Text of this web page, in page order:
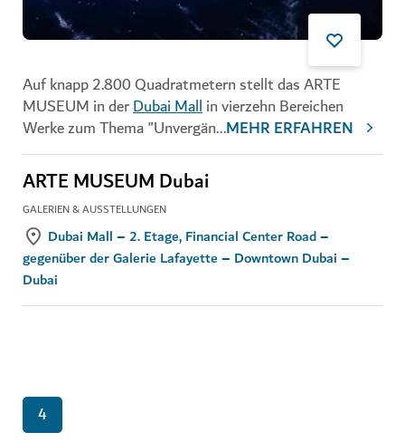
Auf knapp 2.800 Quadratmetern stellt das ARTE
MUSEUM in derDubai Mallin vierzehn Bereichen
Werke zum Thema "Unvergän...MEHR ERFAHREN
ARTE MUSEUM Dubai
GALERIEN & AUSSTELLUNGEN
Dubai Mall – 2. Etage, Financial Center Road –
gegenüber der Galerie Lafayette – Downtown Dubai –
Dubai
4